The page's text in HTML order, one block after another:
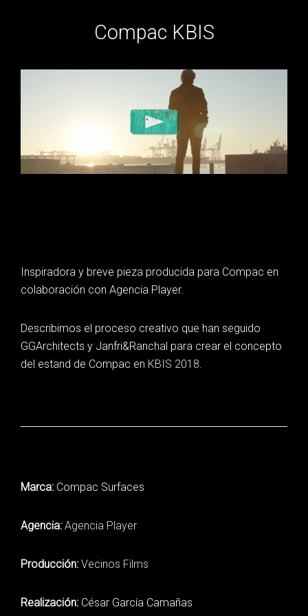
Compac KBIS
Inspiradora y breve pieza producida para Compac en
colaboración con Agencia Player.
Describimos el proceso creativo que han seguido
GGArchitects y Janfri&Ranchal para crear el concepto
del estand de Compac en KBIS 2018.
Marca: Compac Surfaces
Agencia: Agencia Player
Producción: Vecinos Films
Realización: César García Camañas